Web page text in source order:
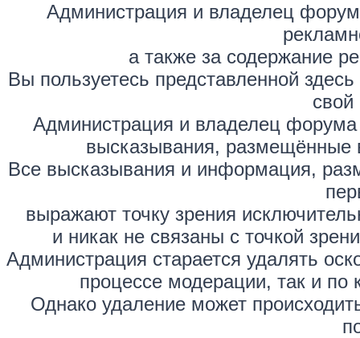
Администрация и владелец
а также за содержание
Вы пользуетесь представленной
свой
Администрация и владелец форума
высказывания, размещённые
Все высказывания и информация,
выражают точку зрения
и никак не связаны с точкой
Администрация старается удалять
процессе модерации, так и по
Однако удаление может